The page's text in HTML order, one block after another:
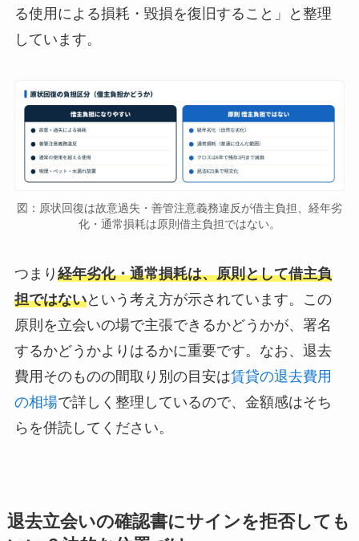
る使用による損耗・毀損を復旧すること」と整理
しています。
図：原状回復は故意過失・善管注意義務違反が借主負担、経年劣
化・通常損耗は原則借主負担ではない。
つまり 経年劣化・通常損耗は、原則として借主負
担ではないという考え方が示されています。この
原則を立会いの場で主張できるかどうかが、署名
するかどうかよりはるかに重要です。なお、退去
費用そのものの間取り別の目安は賃貸の退去費用
の相場で詳しく整理しているので、金額感はそち
らを併読してください。
退去立会いの確認書にサインを拒否しても